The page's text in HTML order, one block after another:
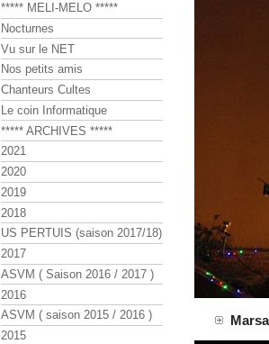
***** MELI-MELO *****
Nocturnes
Vu sur le NET
Nos petits amis
Chanteurs Cultes
Le coin Informatique
***** ARCHIVES *****
2021
2020
2019
2018
US PERTUIS (saison 2017/18)
2017
ASVM ( Saison 2016 / 2017 )
2016
ASVM ( saison 2015 / 2016 )
2015